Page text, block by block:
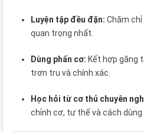
Luyện tập đều đặn: Chăm
quan trọng nhất.
Dùng phấn cơ: Kết hợp găng
trơn tru và chính xác.
Học hỏi từ cơ thủ chuyên
chỉnh cơ, tư thế và cách dùng